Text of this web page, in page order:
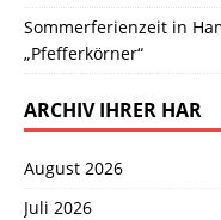
Sommerferienzeit in
„Pfefferkörner“
ARCHIV IHRER HAR
August 2026
Juli 2026